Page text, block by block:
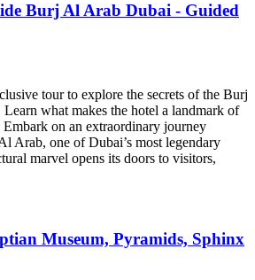
Burj Al Arab Dubai - Guided
tour to explore the secrets of the Burj
what makes the hotel a landmark of
on an extraordinary journey
Arab, one of Dubai’s most legendary
marvel opens its doors to visitors,
Museum, Pyramids, Sphinx